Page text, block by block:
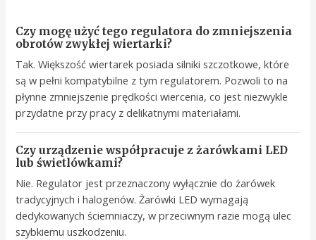
Czy mogę użyć tego regulatora do zmniejszenia
obrotów zwykłej wiertarki?
Tak. Większość wiertarek posiada silniki szczotkowe, które
są w pełni kompatybilne z tym regulatorem. Pozwoli to na
płynne zmniejszenie prędkości wiercenia, co jest niezwykle
przydatne przy pracy z delikatnymi materiałami.
Czy urządzenie współpracuje z żarówkami LED
lub świetlówkami?
Nie. Regulator jest przeznaczony wyłącznie do żarówek
tradycyjnych i halogenów. Żarówki LED wymagają
dedykowanych ściemniaczy, w przeciwnym razie mogą ulec
szybkiemu uszkodzeniu.